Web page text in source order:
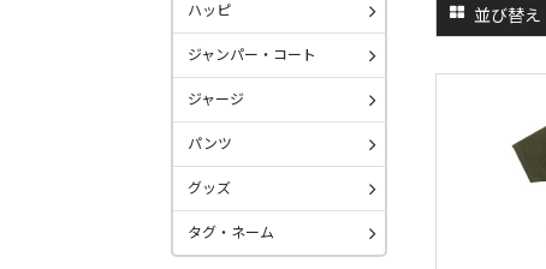
並び替え
ハッピ
ジャンパー・コート
ジャージ
パンツ
グッズ
タグ・ネーム